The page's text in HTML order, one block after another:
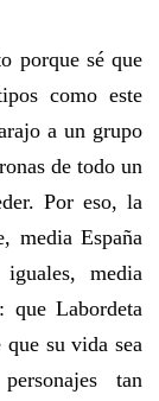
porque sé que
como este
a un grupo
de todo un
Por eso, la
media España
media
que Labordeta
su vida sea
tan